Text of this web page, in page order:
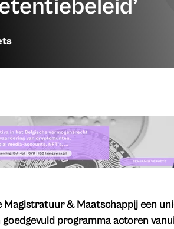
& Maatschappij een
programma actoren